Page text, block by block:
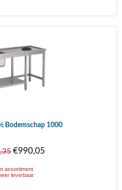
Bodemschap 1000
€990,05
assortiment
leverbaar